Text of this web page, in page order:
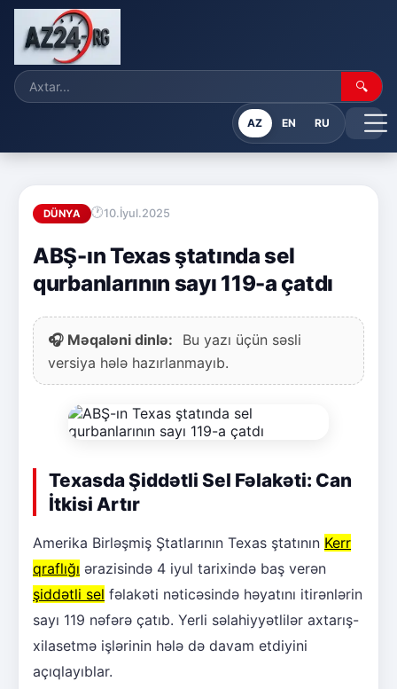
🔍
AZ EN RU
DÜNYA 10.İyul.2025
ABŞ-ın Texas ştatında sel
qurbanlarının sayı 119-a çatdı
🎧 Məqaləni dinlə:
Bu yazı üçün səsli
versiya hələ hazırlanmayıb.
Texasda Şiddətli Sel Fəlakəti: Can
İtkisi Artır
Amerika Birləşmiş Ştatlarının Texas ştatının Kerr
qraflığı ərazisində 4 iyul tarixində baş verən
şiddətli sel fəlakəti nəticəsində həyatını itirənlərin
sayı 119 nəfərə çatıb. Yerli səlahiyyətlilər axtarış-
xilasetmə işlərinin hələ də davam etdiyini
açıqlayıblar.